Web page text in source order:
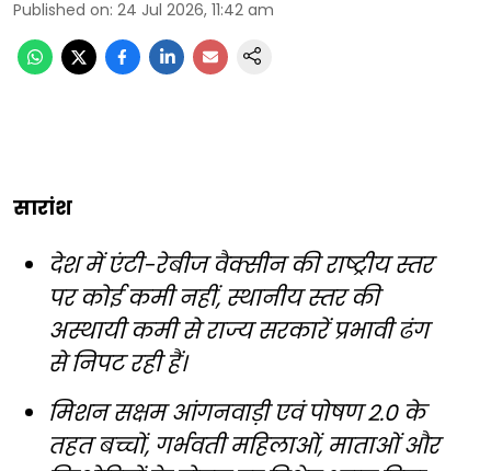
Published on: 24 Jul 2026, 11:42 am
सारांश
देश में एंटी-रेबीज वैक्सीन की राष्ट्रीय स्तर
पर कोई कमी नहीं, स्थानीय स्तर की
अस्थायी कमी से राज्य सरकारें प्रभावी ढंग
से निपट रही हैं।
मिशन सक्षम आंगनवाड़ी एवं पोषण 2.0 के
तहत बच्चों, गर्भवती महिलाओं, माताओं और